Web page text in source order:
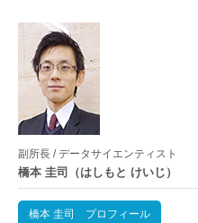
副所長 / データサイエンティスト
橋本 圭司（はしもと けいじ）
橋本 圭司 プロフィール